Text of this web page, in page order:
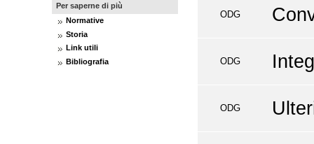
Per saperne di più
Normative
Storia
Link utili
Bibliografia
ODG
ODG
ODG